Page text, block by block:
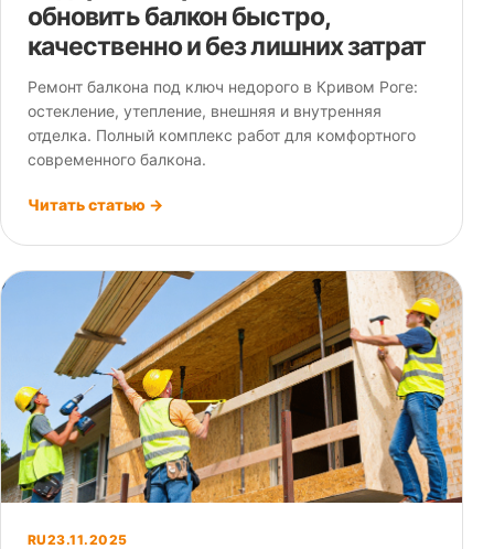
обновить балкон быстро,
качественно и без лишних затрат
Ремонт балкона под ключ недорого в Кривом Роге:
остекление, утепление, внешняя и внутренняя
отделка. Полный комплекс работ для комфортного
современного балкона.
Читать статью →
RU23.11.2025